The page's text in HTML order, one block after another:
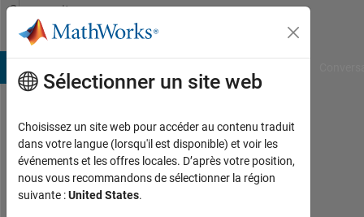
Passer au contenu
Community
Profile
Alex
Technion
Last
Sélectionner un site web
Choisissez un site web pour accéder au contenu traduit
dans votre langue (lorsqu'il est disponible) et voir les
événements et les offres locales. D’après votre position,
nous vous recommandons de sélectionner la région
suivante :United States.